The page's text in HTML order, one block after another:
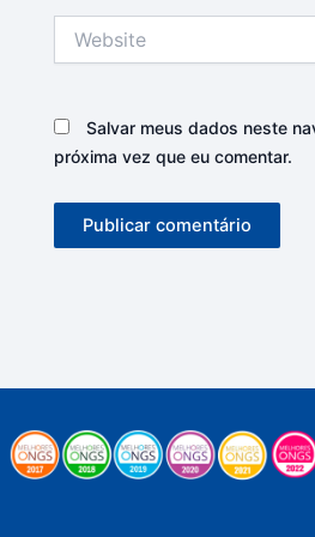
Salvar meus dados neste
próxima vez que eu comentar.